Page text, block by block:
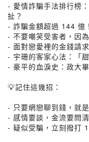
- 愛情詐騙手法排行榜
扯？
- 詐騙金額超過 144 億
- 不要嘲笑受害者，因
- 面對戀愛裡的金錢請
- 宇珊的客家心法：「
- 豪平的血淚史：政大
💡記住這幾招：
- 只要網戀聊到錢，就是
- 感情要談，金流要問清
- 疑似受騙，立刻撥打